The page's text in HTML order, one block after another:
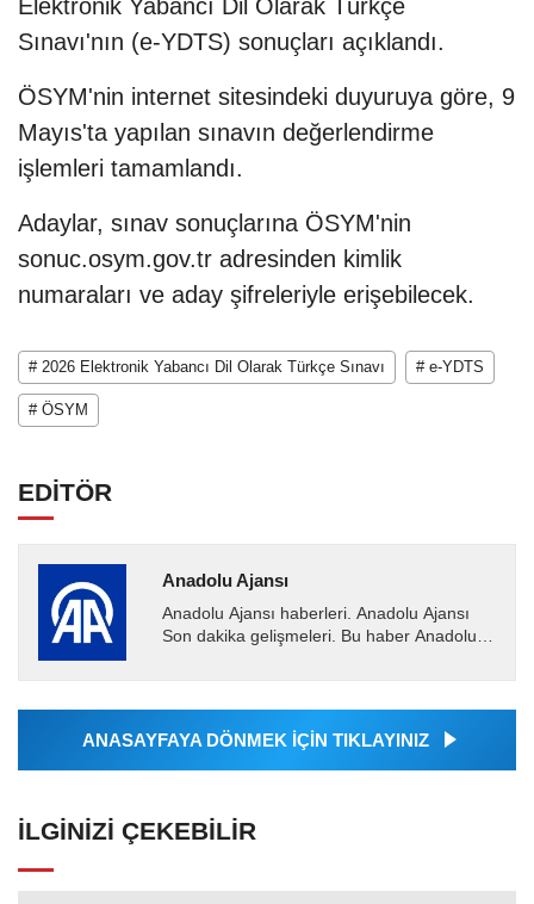
Elektronik Yabancı Dil Olarak Türkçe
Sınavı'nın (e-YDTS) sonuçları açıklandı.
ÖSYM'nin internet sitesindeki duyuruya göre, 9
Mayıs'ta yapılan sınavın değerlendirme
işlemleri tamamlandı.
Adaylar, sınav sonuçlarına ÖSYM'nin
sonuc.osym.gov.tr adresinden kimlik
numaraları ve aday şifreleriyle erişebilecek.
# 2026 Elektronik Yabancı Dil Olarak Türkçe Sınavı # e-YDTS
# ÖSYM
EDİTÖR
Anadolu Ajansı
Anadolu Ajansı haberleri. Anadolu Ajansı
Son dakika gelişmeleri. Bu haber Anadolu
Ajansı tarafından...
ANASAYFAYA DÖNMEK İÇİN TIKLAYINIZ
İLGINIZI ÇEKEBILIR